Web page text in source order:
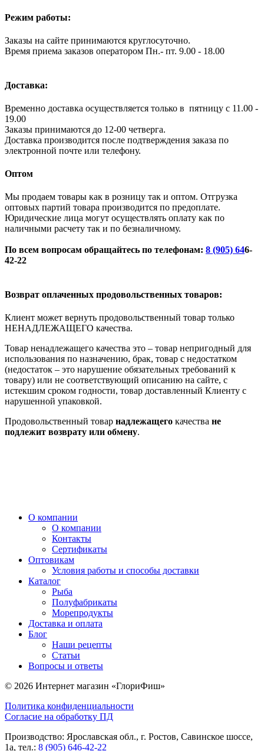
Режим работы:
Заказы на сайте принимаются круглосуточно.
Время приема заказов оператором Пн.- пт. 9.00 - 18.00
Доставка:
Временно доставка осуществляется только в пятницу с 11.00 -
19.00
Заказы принимаются до 12-00 четверга.
Доставка производится после подтверждения заказа по
электронной почте или телефону.
Оптом
Мы продаем товары как в розницу так и оптом. Отгрузка
оптовых партий товара производится по предоплате.
Юридические лица могут осуществлять оплату как по
наличными расчету так и по безналичному.
По всем вопросам обращайтесь по телефонам: 8 (905) 646-
42-22
Возврат оплаченных продовольственных товаров:
Клиент может вернуть продовольственный товар только
НЕНАДЛЕЖАЩЕГО качества.
Товар ненадлежащего качества это – товар непригодный для
использования по назначению, брак, товар с недостатком
(недостаток – это нарушение обязательных требований к
товару) или не соответствующий описанию на сайте, с
истекшим сроком годности, товар доставленный Клиенту с
нарушенной упаковкой.
Продовольственный товар надлежащего качества не
подлежит возврату или обмену.
О компании
О компании
Контакты
Сертификаты
Оптовикам
Условия работы и способы доставки
Каталог
Рыба
Полуфабрикаты
Морепродукты
Доставка и оплата
Блог
Наши рецепты
Статьи
Вопросы и ответы
© 2026 Интернет магазин «ГлориФиш»
Политика конфиденциальности
Согласие на обработку ПД
Производство: Ярославская обл., г. Ростов, Савинское шоссе,
1а, тел.: 8 (905) 646-42-22